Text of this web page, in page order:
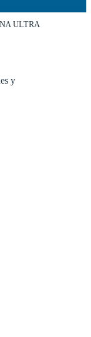
ULTRA
y